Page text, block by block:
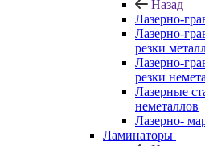
Назад
Лазерно-
Лазерно-
резки
Лазерно-
резки
Лазерные
неметаллов
Лазерно-
Ламинаторы